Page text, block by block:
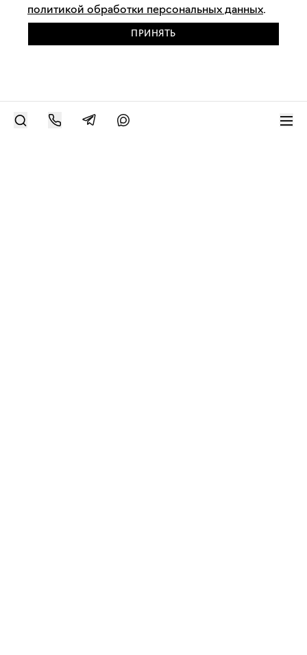
политикой обработки персональных данных.
ПРИНЯТЬ